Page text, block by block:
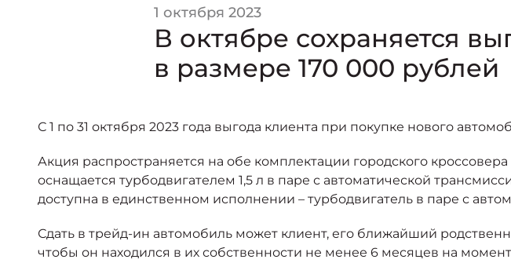
1 октября 2023
В октябре сохраняется
в размере 170 000 рублей
С 1 по 31 октября 2023 года выгода клиента при покупке нового
Акция распространяется на обе комплектации городского
оснащается турбодвигателем 1,5 л в паре с автоматической
доступна в единственном исполнении – турбодвигатель в паре с
Сдать в трейд-ин автомобиль может клиент, его ближайший
чтобы он находился в их собственности не менее 6 месяцев на